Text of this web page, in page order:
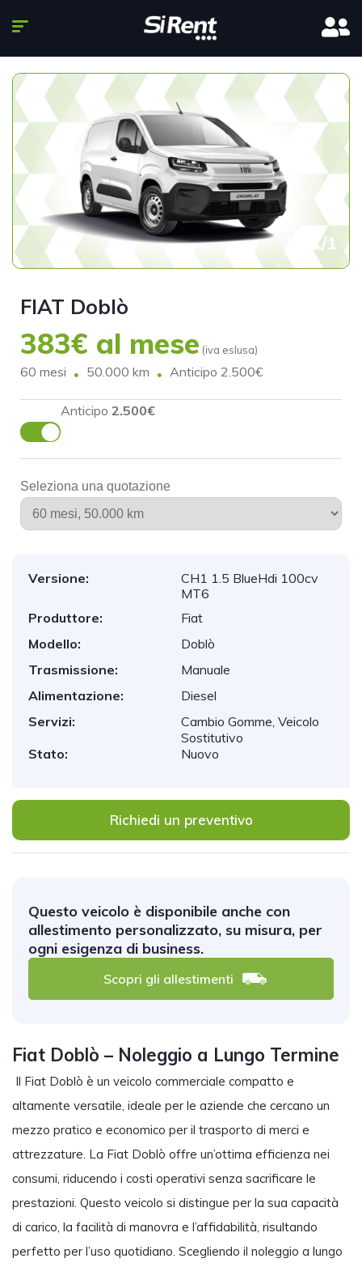
FIAT Doblò
383€ al mese (iva eslusa)
60 mesi 50.000 km Anticipo 2.500€
Anticipo 2.500€
Seleziona una quotazione
Versione:
CH1 1.5 BlueHdi 100cv
MT6
Produttore:
Fiat
Modello:
Doblò
Trasmissione:
Manuale
Alimentazione:
Diesel
Servizi:
Cambio Gomme, Veicolo
Sostitutivo
Stato:
Nuovo
Richiedi un preventivo
Questo veicolo è disponibile anche con
allestimento personalizzato, su misura, per
ogni esigenza di business.
Scopri gli allestimenti
Fiat Doblò – Noleggio a Lungo Termine
Il Fiat Doblò è un veicolo commerciale compatto e
altamente versatile, ideale per le aziende che cercano un
mezzo pratico e economico per il trasporto di merci e
attrezzature. La Fiat Doblò offre un’ottima efficienza nei
consumi, riducendo i costi operativi senza sacrificare le
prestazioni. Questo veicolo si distingue per la sua capacità
di carico, la facilità di manovra e l’affidabilità, risultando
perfetto per l’uso quotidiano. Scegliendo il noleggio a lungo
1/1